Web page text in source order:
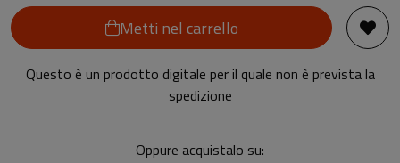
Metti nel carrello
Questo è un prodotto digitale per il quale non è prevista la
spedizione
Oppure acquistalo su: